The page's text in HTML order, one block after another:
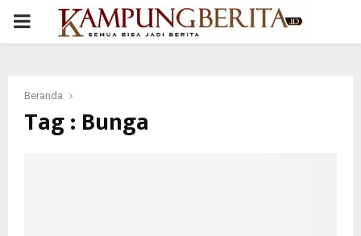
PRIMARY
Beranda
Tag : Bunga